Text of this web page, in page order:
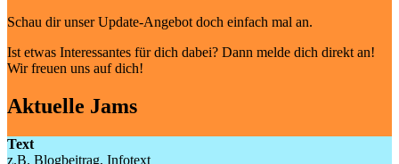
Schau dir unser Update-Angebot doch einfach mal an.
Ist etwas Interessantes für dich dabei? Dann melde dich direkt an!
Wir freuen uns auf dich!
Aktuelle Jams
Text
z.B. Blogbeitrag, Infotext